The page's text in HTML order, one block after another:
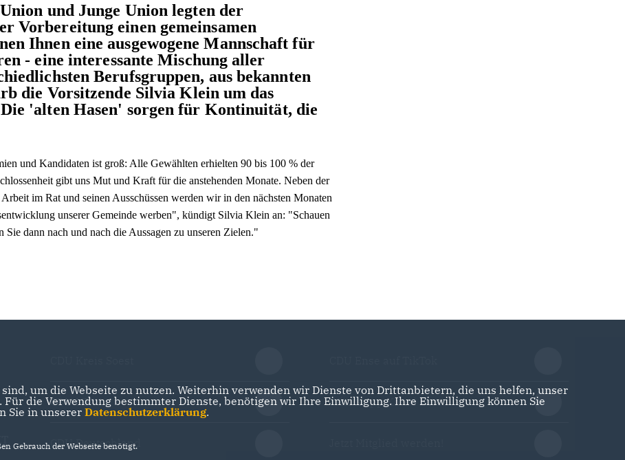
und Junge Union legten der
Vorbereitung einen gemeinsamen
Ihnen eine ausgewogene Mannschaft für
- eine interessante Mischung aller
Berufsgruppen, aus bekannten
die Vorsitzende Silvia Klein um das
'alten Hasen' sorgen für Kontinuität, die
und Kandidaten ist groß: Alle Gewählten erhielten 90 bis 100 % der
gibt uns Mut und Kraft für die anstehenden Monate. Neben der
im Rat und seinen Ausschüssen werden wir in den nächsten Monaten
unserer Gemeinde werben", kündigt Silvia Klein an: "Schauen
dann nach und nach die Aussagen zu unseren Zielen."
CDU NRW
CDU Deutschland
WhatsApp Kanal abonnieren
um die Webseite zu nutzen. Weiterhin verwenden wir Dienste von Drittanbietern, die uns helfen, unser
Für die Verwendung bestimmter Dienste, benötigen wir Ihre Einwilligung. Ihre Einwilligung können Sie
Sie in unserer Datenschutzerklärung.
Gebrauch der Webseite benötigt.